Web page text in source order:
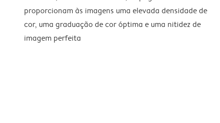
proporcionam às imagens uma elevada densidade de
cor, uma graduação de cor óptima e uma nitidez de
imagem perfeita